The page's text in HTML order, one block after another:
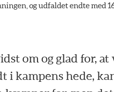
og udfaldet endte med
om og glad for,
i kampens hede,